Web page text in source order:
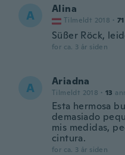
A Alina
Tilmeldt 2018 · 71
Süßer Röck,
for ca. 3 år siden
A Ariadna
Tilmeldt 2018 · 13
Esta hermosa
demasiado
mis medidas,
cintura.
for ca. 3 år siden